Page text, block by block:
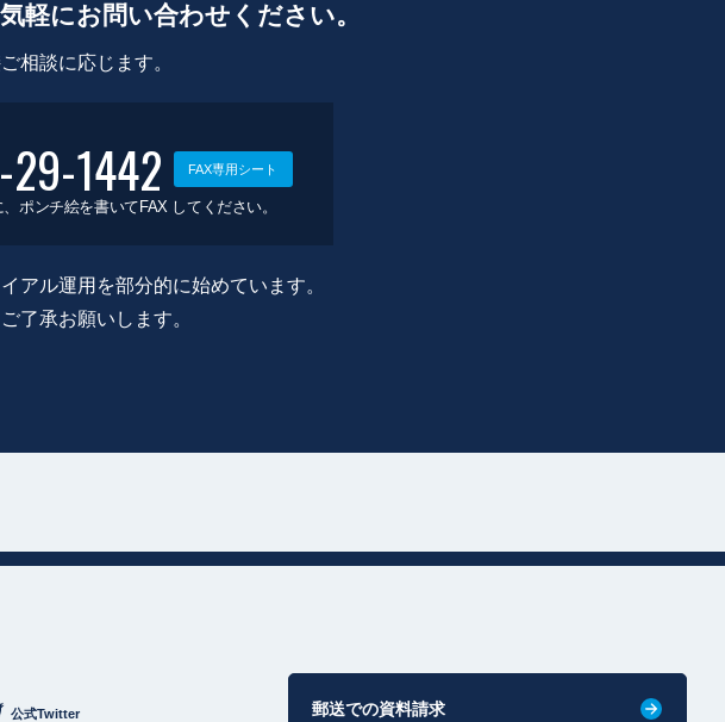
軽にお問い合わせください。
相談に応じます。
1442 FAX専用シート
ポンチ絵を書いてFAX してください。
アル運用を部分的に始めています。
了承お願いします。
公式Twitter 郵送での資料請求